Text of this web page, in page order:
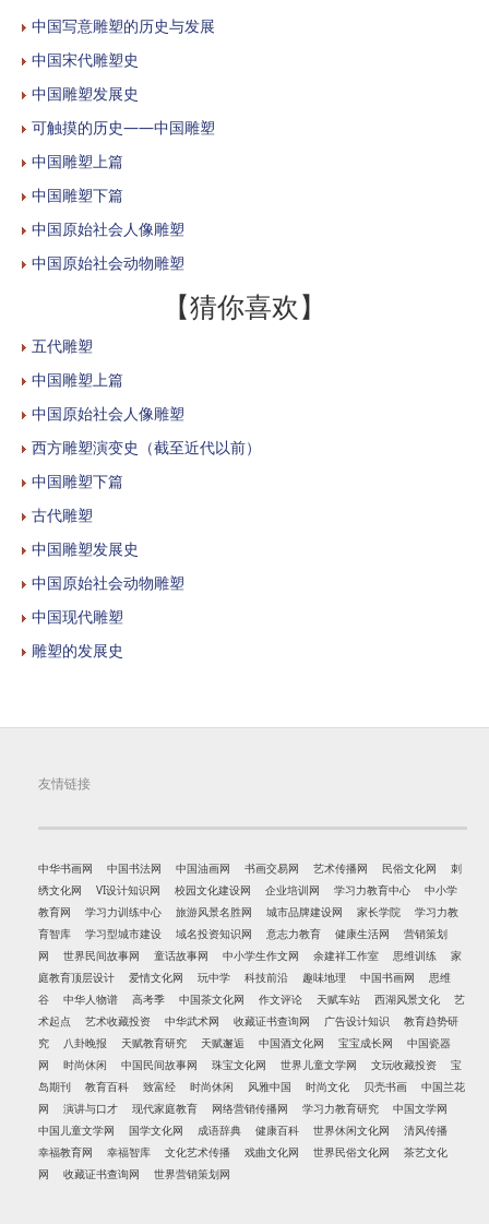
中国写意雕塑的历史与发展
中国宋代雕塑史
中国雕塑发展史
可触摸的历史——中国雕塑
中国雕塑上篇
中国雕塑下篇
中国原始社会人像雕塑
中国原始社会动物雕塑
【猜你喜欢】
五代雕塑
中国雕塑上篇
中国原始社会人像雕塑
西方雕塑演变史（截至近代以前）
中国雕塑下篇
古代雕塑
中国雕塑发展史
中国原始社会动物雕塑
中国现代雕塑
雕塑的发展史
友情链接
中华书画网 中国书法网 中国油画网 书画交易网 艺术传播网 民俗文化网
刺
绣文化网
VI设计知识网 校园文化建设网 企业培训网 学习力教育中心
中小学
教育网
学习力训练中心 旅游风景名胜网 城市品牌建设网 家长学院
学习力教
育智库
学习型城市建设 域名投资知识网 意志力教育 健康生活网
营销策划
网
世界民间故事网 童话故事网 中小学生作文网 余建祥工作室 思维训练
家
庭教育顶层设计
爱情文化网 玩中学 科技前沿 趣味地理 中国书画网
思维
谷
中华人物谱 高考季 中国茶文化网 作文评论 天赋车站 西湖风景文化
艺
术起点
艺术收藏投资 中华武术网 收藏证书查询网 广告设计知识
教育趋势研
究
八卦晚报 天赋教育研究 天赋邂逅 中国酒文化网 宝宝成长网
中国瓷器
网
时尚休闲 中国民间故事网 珠宝文化网 世界儿童文学网 文玩收藏投资
宝
岛期刊
教育百科 致富经 时尚休闲 风雅中国 时尚文化 贝壳书画
中国兰花
网
演讲与口才 现代家庭教育 网络营销传播网 学习力教育研究
中国文学网
中国儿童文学网
国学文化网 成语辞典 健康百科 世界休闲文化网
清风传播
幸福教育网
幸福智库 文化艺术传播 戏曲文化网 世界民俗文化网
茶艺文化
网
收藏证书查询网 世界营销策划网